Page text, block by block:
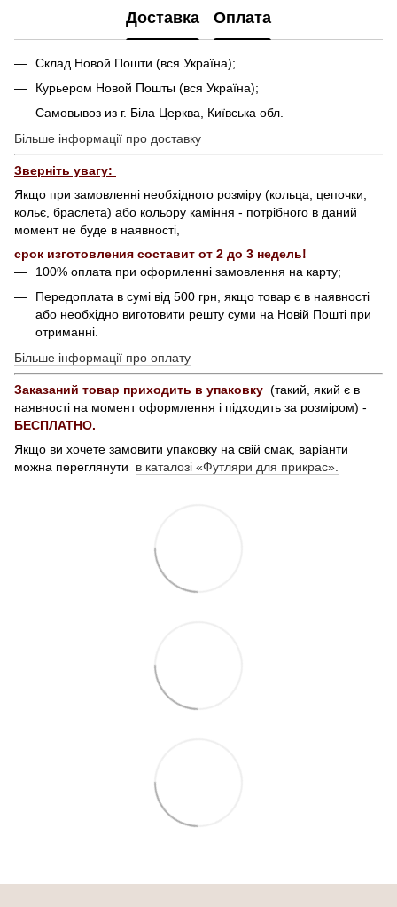
Доставка Оплата
Склад Новой Пошти (вся Україна);
Курьером Новой Пошты (вся Україна);
Самовывоз из г. Біла Церква, Київська обл.
Більше інформації про доставку
Зверніть увагу:
Якщо при замовленні необхідного розміру (кольца, цепочки,
кольє, браслета) або кольору каміння - потрібного в даний
момент не буде в наявності,
срок изготовления составит от 2 до 3 недель!
100% оплата при оформленні замовлення на карту;
Передоплата в сумі від 500 грн, якщо товар є в наявності
або необхідно виготовити решту суми на Новій Пошті при
отриманні.
Більше інформації про оплату
Заказаний товар приходить в упаковку (такий, який є в
наявності на момент оформлення і підходить за розміром) -
БЕСПЛАТНО.
Якщо ви хочете замовити упаковку на свій смак, варіанти
можна переглянути в каталозі «Футляри для прикрас».